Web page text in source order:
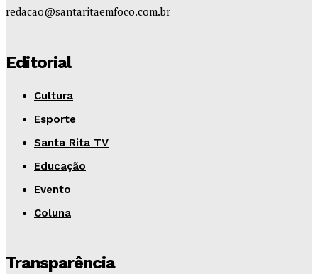
redacao@santaritaemfoco.com.br
Editorial
Cultura
Esporte
Santa Rita TV
Educação
Evento
Coluna
Transparência